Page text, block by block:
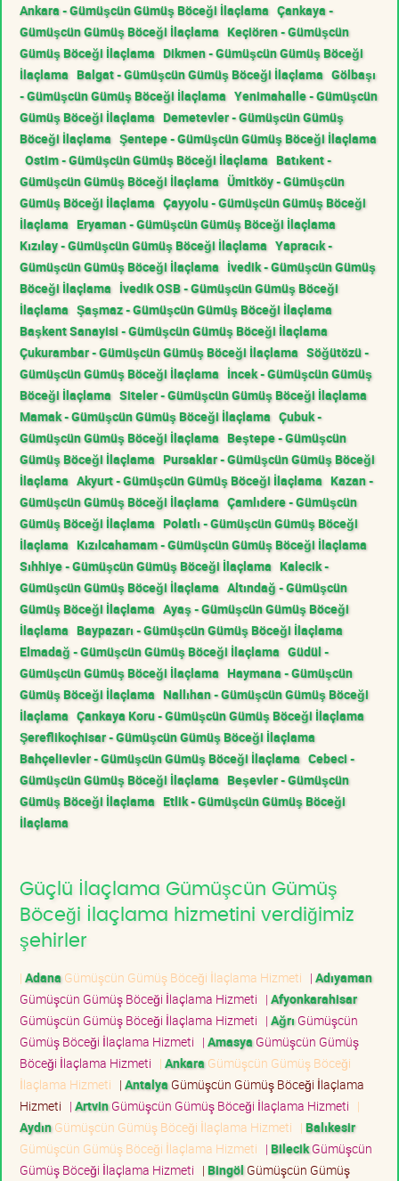
Ankara - Gümüşcün Gümüş Böceği İlaçlama Çankaya -
Gümüşcün Gümüş Böceği İlaçlama Keçiören - Gümüşcün
Gümüş Böceği İlaçlama Dikmen - Gümüşcün Gümüş Böceği
İlaçlama Balgat - Gümüşcün Gümüş Böceği İlaçlama Gölbaşı
- Gümüşcün Gümüş Böceği İlaçlama Yenimahalle - Gümüşcün
Gümüş Böceği İlaçlama Demetevler - Gümüşcün Gümüş
Böceği İlaçlama Şentepe - Gümüşcün Gümüş Böceği İlaçlama
Ostim - Gümüşcün Gümüş Böceği İlaçlama Batıkent -
Gümüşcün Gümüş Böceği İlaçlama Ümitköy - Gümüşcün
Gümüş Böceği İlaçlama Çayyolu - Gümüşcün Gümüş Böceği
İlaçlama Eryaman - Gümüşcün Gümüş Böceği İlaçlama
Kızılay - Gümüşcün Gümüş Böceği İlaçlama Yapracık -
Gümüşcün Gümüş Böceği İlaçlama İvedik - Gümüşcün Gümüş
Böceği İlaçlama İvedik OSB - Gümüşcün Gümüş Böceği
İlaçlama Şaşmaz - Gümüşcün Gümüş Böceği İlaçlama
Başkent Sanayisi - Gümüşcün Gümüş Böceği İlaçlama
Çukurambar - Gümüşcün Gümüş Böceği İlaçlama Söğütözü -
Gümüşcün Gümüş Böceği İlaçlama İncek - Gümüşcün Gümüş
Böceği İlaçlama Siteler - Gümüşcün Gümüş Böceği İlaçlama
Mamak - Gümüşcün Gümüş Böceği İlaçlama Çubuk -
Gümüşcün Gümüş Böceği İlaçlama Beştepe - Gümüşcün
Gümüş Böceği İlaçlama Pursaklar - Gümüşcün Gümüş Böceği
İlaçlama Akyurt - Gümüşcün Gümüş Böceği İlaçlama Kazan -
Gümüşcün Gümüş Böceği İlaçlama Çamlıdere - Gümüşcün
Gümüş Böceği İlaçlama Polatlı - Gümüşcün Gümüş Böceği
İlaçlama Kızılcahamam - Gümüşcün Gümüş Böceği İlaçlama
Sıhhiye - Gümüşcün Gümüş Böceği İlaçlama Kalecik -
Gümüşcün Gümüş Böceği İlaçlama Altındağ - Gümüşcün
Gümüş Böceği İlaçlama Ayaş - Gümüşcün Gümüş Böceği
İlaçlama Baypazarı - Gümüşcün Gümüş Böceği İlaçlama
Elmadağ - Gümüşcün Gümüş Böceği İlaçlama Güdül -
Gümüşcün Gümüş Böceği İlaçlama Haymana - Gümüşcün
Gümüş Böceği İlaçlama Nallıhan - Gümüşcün Gümüş Böceği
İlaçlama Çankaya Koru - Gümüşcün Gümüş Böceği İlaçlama
Şereflikoçhisar - Gümüşcün Gümüş Böceği İlaçlama
Bahçelievler - Gümüşcün Gümüş Böceği İlaçlama Cebeci -
Gümüşcün Gümüş Böceği İlaçlama Beşevler - Gümüşcün
Gümüş Böceği İlaçlama Etlik - Gümüşcün Gümüş Böceği
İlaçlama
Güçlü İlaçlama Gümüşcün Gümüş
Böceği İlaçlama hizmetini verdiğimiz
şehirler
| Adana Gümüşcün Gümüş Böceği İlaçlama Hizmeti | Adıyaman
Gümüşcün Gümüş Böceği İlaçlama Hizmeti | Afyonkarahisar
Gümüşcün Gümüş Böceği İlaçlama Hizmeti | Ağrı Gümüşcün
Gümüş Böceği İlaçlama Hizmeti | Amasya Gümüşcün Gümüş
Böceği İlaçlama Hizmeti | Ankara Gümüşcün Gümüş Böceği
İlaçlama Hizmeti | Antalya Gümüşcün Gümüş Böceği İlaçlama
Hizmeti | ArtvinGümüşcün Gümüş Böceği İlaçlama Hizmeti |
AydınGümüşcün Gümüş Böceği İlaçlama Hizmeti | Balıkesir
Gümüşcün Gümüş Böceği İlaçlama Hizmeti | BilecikGümüşcün
Gümüş Böceği İlaçlama Hizmeti | Bingöl Gümüşcün Gümüş